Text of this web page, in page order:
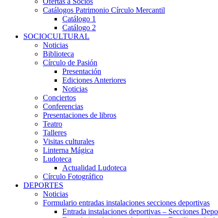
Catálogos Patrimonio Círculo Mercantil
Catálogo 1
Catálogo 2
SOCIOCULTURAL
Noticias
Biblioteca
Círculo de Pasión
Presentación
Ediciones Anteriores
Noticias
Conciertos
Conferencias
Presentaciones de libros
Teatro
Talleres
Visitas culturales
Linterna Mágica
Ludoteca
Actualidad Ludoteca
Círculo Fotográfico
DEPORTES
Noticias
Formulario entradas instalaciones secciones deportivas
Entrada instalaciones deportivas – Secciones